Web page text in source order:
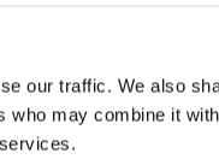
our traffic. We also
who may combine it with
Control Deluxe